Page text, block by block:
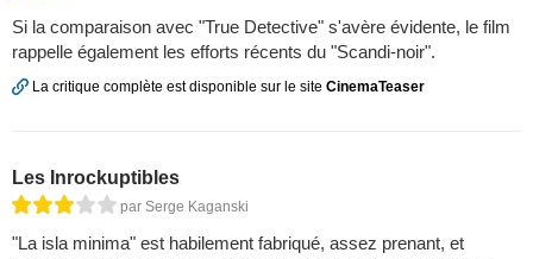
Si la comparaison avec "True Detective" s'avère évidente, le film
rappelle également les efforts récents du "Scandi-noir".
La critique complète est disponible sur le site CinemaTeaser
Les Inrockuptibles
par Serge Kaganski
"La isla minima" est habilement fabriqué, assez prenant, et